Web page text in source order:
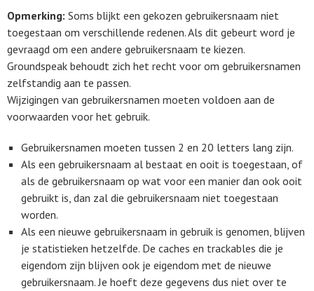
Opmerking: Soms blijkt een gekozen gebruikersnaam niet
toegestaan om verschillende redenen. Als dit gebeurt word je
gevraagd om een andere gebruikersnaam te kiezen.
Groundspeak behoudt zich het recht voor om gebruikersnamen
zelfstandig aan te passen.
Wijzigingen van gebruikersnamen moeten voldoen aan de
voorwaarden voor het gebruik.
Gebruikersnamen moeten tussen 2 en 20 letters lang zijn.
Als een gebruikersnaam al bestaat en ooit is toegestaan, of
als de gebruikersnaam op wat voor een manier dan ook ooit
gebruikt is, dan zal die gebruikersnaam niet toegestaan
worden.
Als een nieuwe gebruikersnaam in gebruik is genomen, blijven
je statistieken hetzelfde. De caches en trackables die je
eigendom zijn blijven ook je eigendom met de nieuwe
gebruikersnaam. Je hoeft deze gegevens dus niet over te